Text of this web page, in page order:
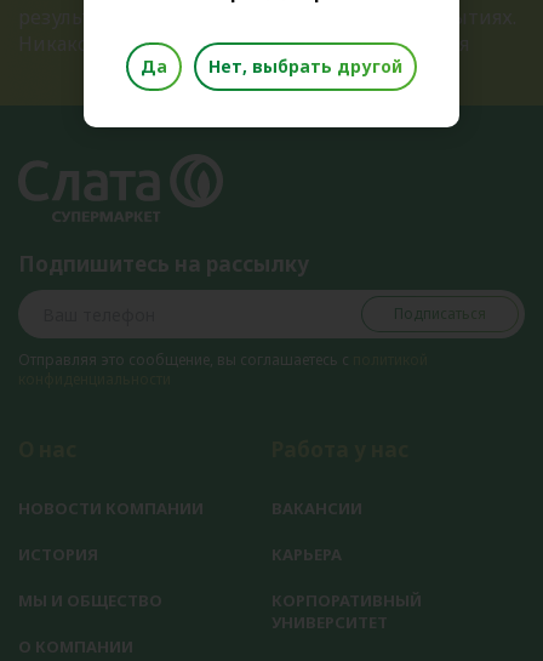
Никакого спама, только полезная информация
Подпишитесь на рассылку
Подписаться
Отправляя это сообщение, вы соглашаетесь с
НОВОСТИ КОМПАНИИ
ИСТОРИЯ
МЫ И ОБЩЕСТВО
О КОМПАНИИ
ВАКАНСИИ
КАРЬЕРА
КОРПОРАТИВНЫЙ
УНИВЕРСИТЕТ
Да Нет, выбрать другой